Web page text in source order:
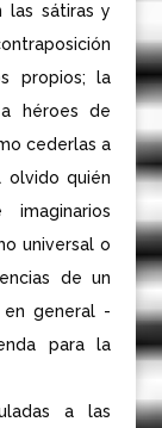
las sátiras y
propios; la
héroes de
cederlas a
olvido quién
universal o
de un
general -
para la
a las